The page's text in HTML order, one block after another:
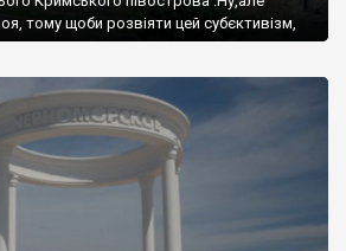
тому щоби розвіяти цей субєктивізм,
це